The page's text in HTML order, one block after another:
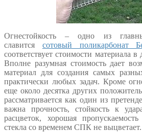
Огнестойкость – одно из
славится сотовый поликарбонат
соответствует стоимости материала
Вполне разумная стоимость дает
материал для создания самых
практически любых задач. Кроме
еще около десятка других
рассматривается как один из
важна прочность, стойкость к
расцветок, хорошая
стекла со временем СПК не выцветает.